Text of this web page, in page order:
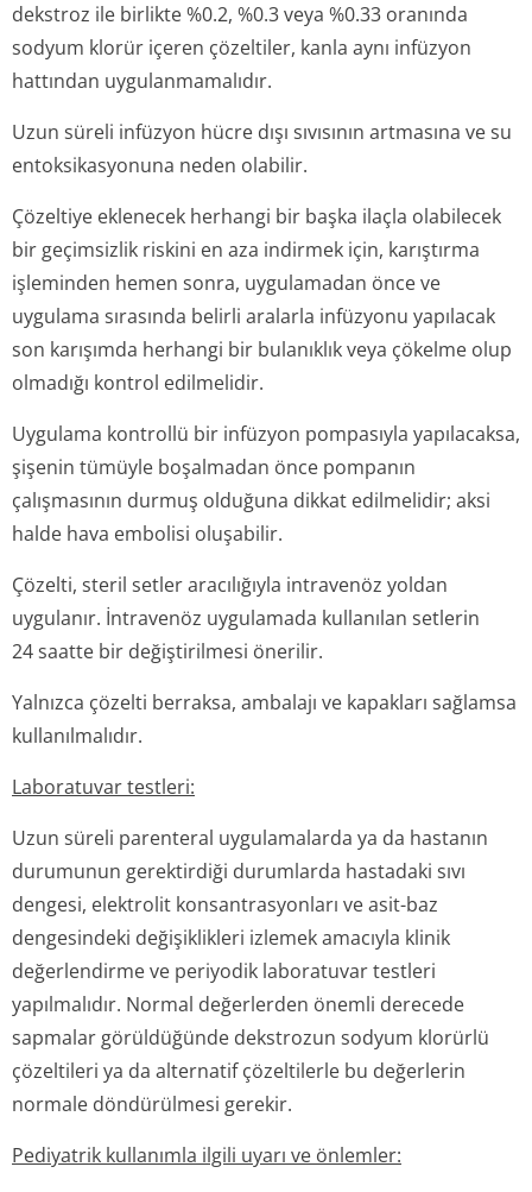
dekstroz ile birlikte %0.2, %0.3 veya %0.33 oranında
sodyum klorür içeren çözeltiler, kanla aynı infüzyon
hattından uygulanmamalıdır.
Uzun süreli infüzyon hücre dışı sıvısının artmasına ve su
entoksikasyonuna neden olabilir.
Çözeltiye eklenecek herhangi bir başka ilaçla olabilecek
bir geçimsizlik riskini en aza indirmek için, karıştırma
işleminden hemen sonra, uygulamadan önce ve
uygulama sırasında belirli aralarla infüzyonu yapılacak
son karışımda herhangi bir bulanıklık veya çökelme olup
olmadığı kontrol edilmelidir.
Uygulama kontrollü bir infüzyon pompasıyla yapılacaksa,
şişenin tümüyle boşalmadan önce pompanın
çalışmasının durmuş olduğuna dikkat edilmelidir; aksi
halde hava embolisi oluşabilir.
Çözelti, steril setler aracılığıyla intravenöz yoldan
uygulanır. İntravenöz uygulamada kullanılan setlerin
24 saatte bir değiştirilmesi önerilir.
Yalnızca çözelti berraksa, ambalajı ve kapakları sağlamsa
kullanılmalıdır.
Laboratuvar testleri:
Uzun süreli parenteral uygulamalarda ya da hastanın
durumunun gerektirdiği durumlarda hastadaki sıvı
dengesi, elektrolit konsantrasyonları ve asit-baz
dengesindeki değişiklikleri izlemek amacıyla klinik
değerlendirme ve periyodik laboratuvar testleri
yapılmalıdır. Normal değerlerden önemli derecede
sapmalar görüldüğünde dekstrozun sodyum klorürlü
çözeltileri ya da alternatif çözeltilerle bu değerlerin
normale döndürülmesi gerekir.
Pediyatrik kullanımla ilgili uyarı ve önlemler: